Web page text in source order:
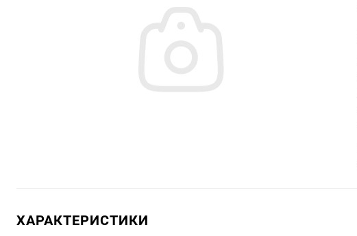
ХАРАКТЕРИСТИКИ